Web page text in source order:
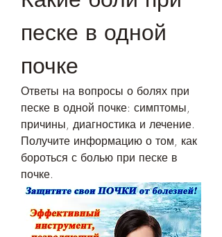
песке в одной
почке
Ответы на вопросы о болях при
песке в одной почке: симптомы,
причины, диагностика и лечение.
Получите информацию о том, как
бороться с болью при песке в
почке.